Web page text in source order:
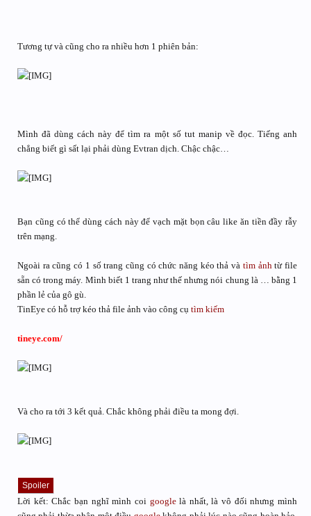
Tương tự và cũng cho ra nhiều hơn 1 phiên bản:
Mình đã dùng cách này để tìm ra một số tut manip về đọc. Tiếng anh
chẳng biết gì sất lại phải dùng Evtran dịch. Chậc chậc…
Bạn cũng có thể dùng cách này để vạch mặt bọn câu like ăn tiền đầy rẫy
trên mạng.
Ngoài ra cũng có 1 số trang cũng có chức năng kéo thả và tìm ảnhtừ file
sẵn có trong máy. Mình biết 1 trang như thế nhưng nói chung là … bằng 1
phần lẻ của gô gù.
TinEye có hỗ trợ kéo thả file ảnh vào công cụ tìm kiếm
tineye.com/
Và cho ra tới 3 kết quả. Chắc không phải điều ta mong đợi.
Spoiler
Lời kết: Chắc bạn nghĩ mình coi googlelà nhất, là vô đối nhưng mình